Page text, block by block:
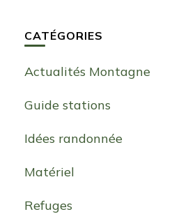
CATÉGORIES
Actualités Montagne
Guide stations
Idées randonnée
Matériel
Refuges